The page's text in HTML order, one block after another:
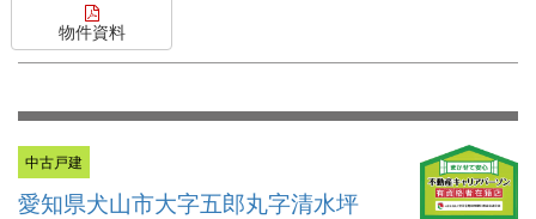
物件資料
中古戸建
愛知県犬山市大字五郎丸字清水坪